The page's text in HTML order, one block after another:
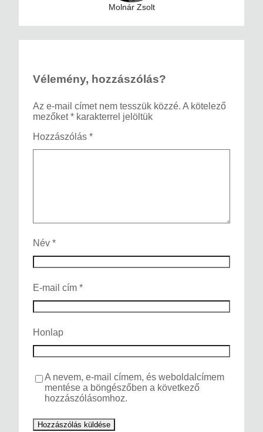
Molnár Zsolt
Vélemény, hozzászólás?
Az e-mail címet nem tesszük közzé. A kötelező
mezőket* karakterrel jelöltük
Hozzászólás *
Név *
E-mail cím *
Honlap
A nevem, e-mail címem, és weboldalcímem
mentése a böngészőben a következő
hozzászólásomhoz.